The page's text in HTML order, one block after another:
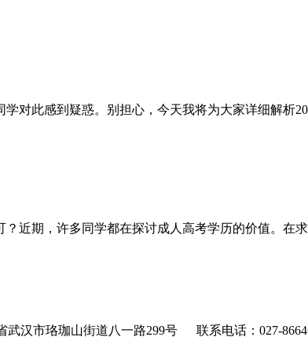
对此感到疑惑。别担心，今天我将为大家详细解析
期，许多同学都在探讨成人高考学历的价值。在
武汉市珞珈山街道八一路299号 联系电话：027-